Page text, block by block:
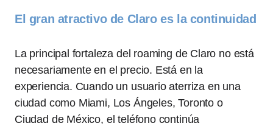
El gran atractivo de Claro es la continuidad
La principal fortaleza del roaming de Claro no está
necesariamente en el precio. Está en la
experiencia. Cuando un usuario aterriza en una
ciudad como Miami, Los Ángeles, Toronto o
Ciudad de México, el teléfono continúa